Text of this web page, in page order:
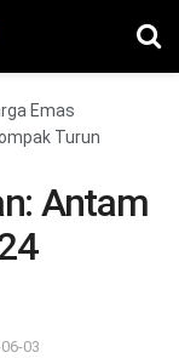
Emas
Turun
Antam
03